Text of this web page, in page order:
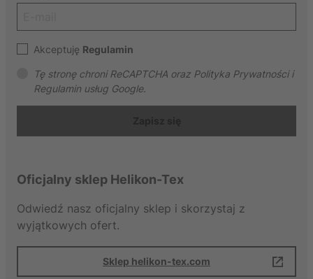
Akceptuję Regulamin
Tę stronę chroni ReCAPTCHA oraz Polityka Prywatności i
Regulamin usług Google.
Oficjalny sklep Helikon-Tex
Odwiedź nasz oficjalny sklep i skorzystaj z
wyjątkowych ofert.
Sklep helikon-tex.com